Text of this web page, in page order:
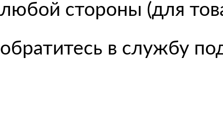
любой стороны (для
обратитесь в службу